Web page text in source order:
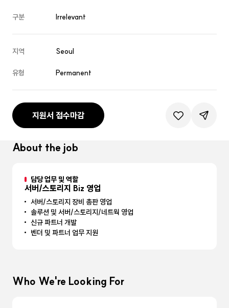
About the job
담당 업무 및 역할
서버/스토리지 Biz 영업
서버/스토리지 장비 총판 영업
솔루션 및 서버/스토리지/네트웍 영업
신규 파트너 개발
벤더 및 파트너 업무 지원
Who We're Looking For
구분 Irrelevant
지역 Seoul
유형 Permanent
지원서 접수마감 관심공고등록
공유하